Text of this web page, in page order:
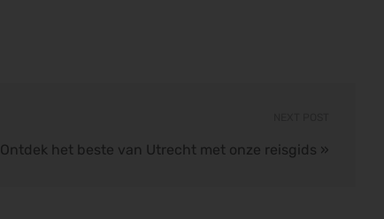
Ontdek het beste van Utrecht met onze reisgids »